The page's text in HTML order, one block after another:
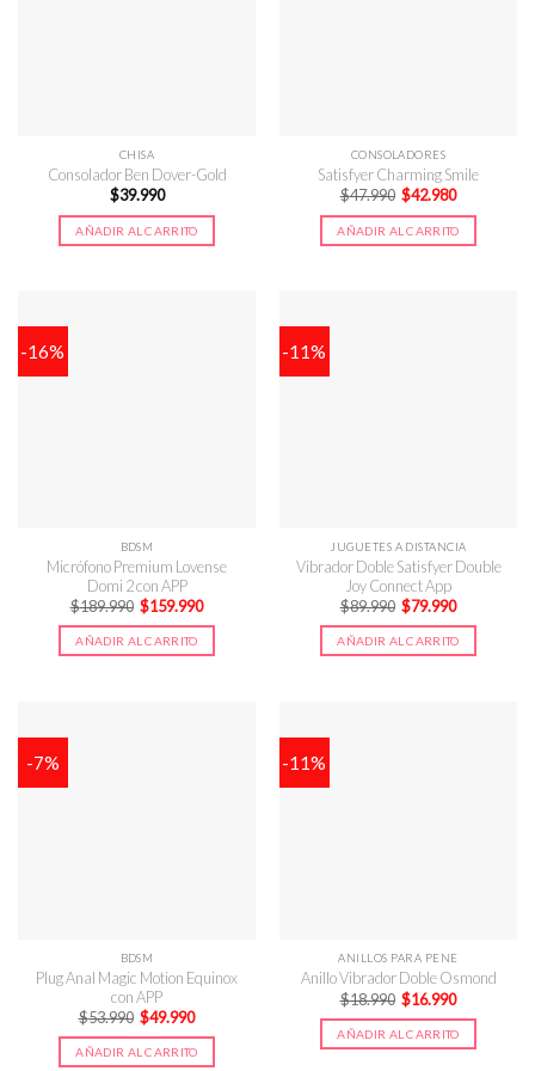
CHISA
Consolador Ben Dover-Gold
$39.990
AÑADIR AL CARRITO
CONSOLADORES
Satisfyer Charming Smile
$47.990 El
precio
original
era:
$47.990.
$42.980El
actual
es:
$42.980.
AÑADIR AL CARRITO
-16%
BDSM
Micrófono Premium Lovense
Domi 2 con APP
$189.990 El
precio
original
era:
$189.990.
$159.990El
actual
$159.990.
AÑADIR AL CARRITO
-11%
JUGUETES A DISTANCIA
Vibrador Doble Satisfyer Double
Joy Connect App
$89.990 El
precio
original
era:
$89.990.
$79.990El
actual
es:
$79.990.
AÑADIR AL CARRITO
-7%
BDSM
Plug Anal Magic Motion Equinox
con APP
$53.990 El
precio
original
era:
$49.990El
actual
es:
AÑADIR AL CARRITO
-11%
ANILLOS PARA PENE
Anillo Vibrador Doble Osmond
$18.990 El
precio
original
era:
$18.990.
$16.990El
actual
es:
$16.990.
AÑADIR AL CARRITO